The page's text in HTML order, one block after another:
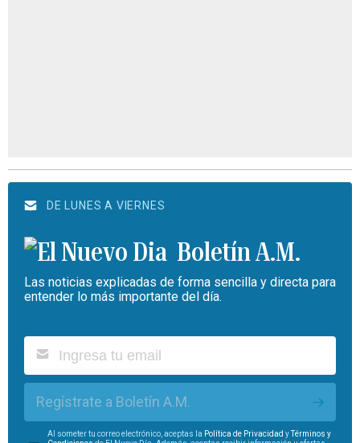
DE LUNES A VIERNES
Boletín A.M.
Las noticias explicadas de forma sencilla y directa para
entender lo más importante del día.
Regístrate a Boletín A.M.
Al someter tu correo electrónico, aceptas la Política de Privacidad yTérminos y